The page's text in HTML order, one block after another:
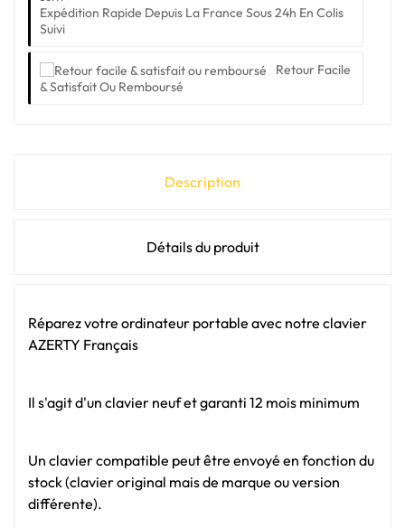
Expédition Rapide Depuis La France Sous 24h En Colis
Suivi
Retour Facile
& Satisfait Ou Remboursé
Description
Détails du produit
Réparez votre ordinateur portable avec notre clavier
AZERTY Français
Il s'agit d'un clavier neuf et garanti 12 mois minimum
Un clavier compatible peut être envoyé en fonction du
stock (clavier original mais de marque ou version
différente).